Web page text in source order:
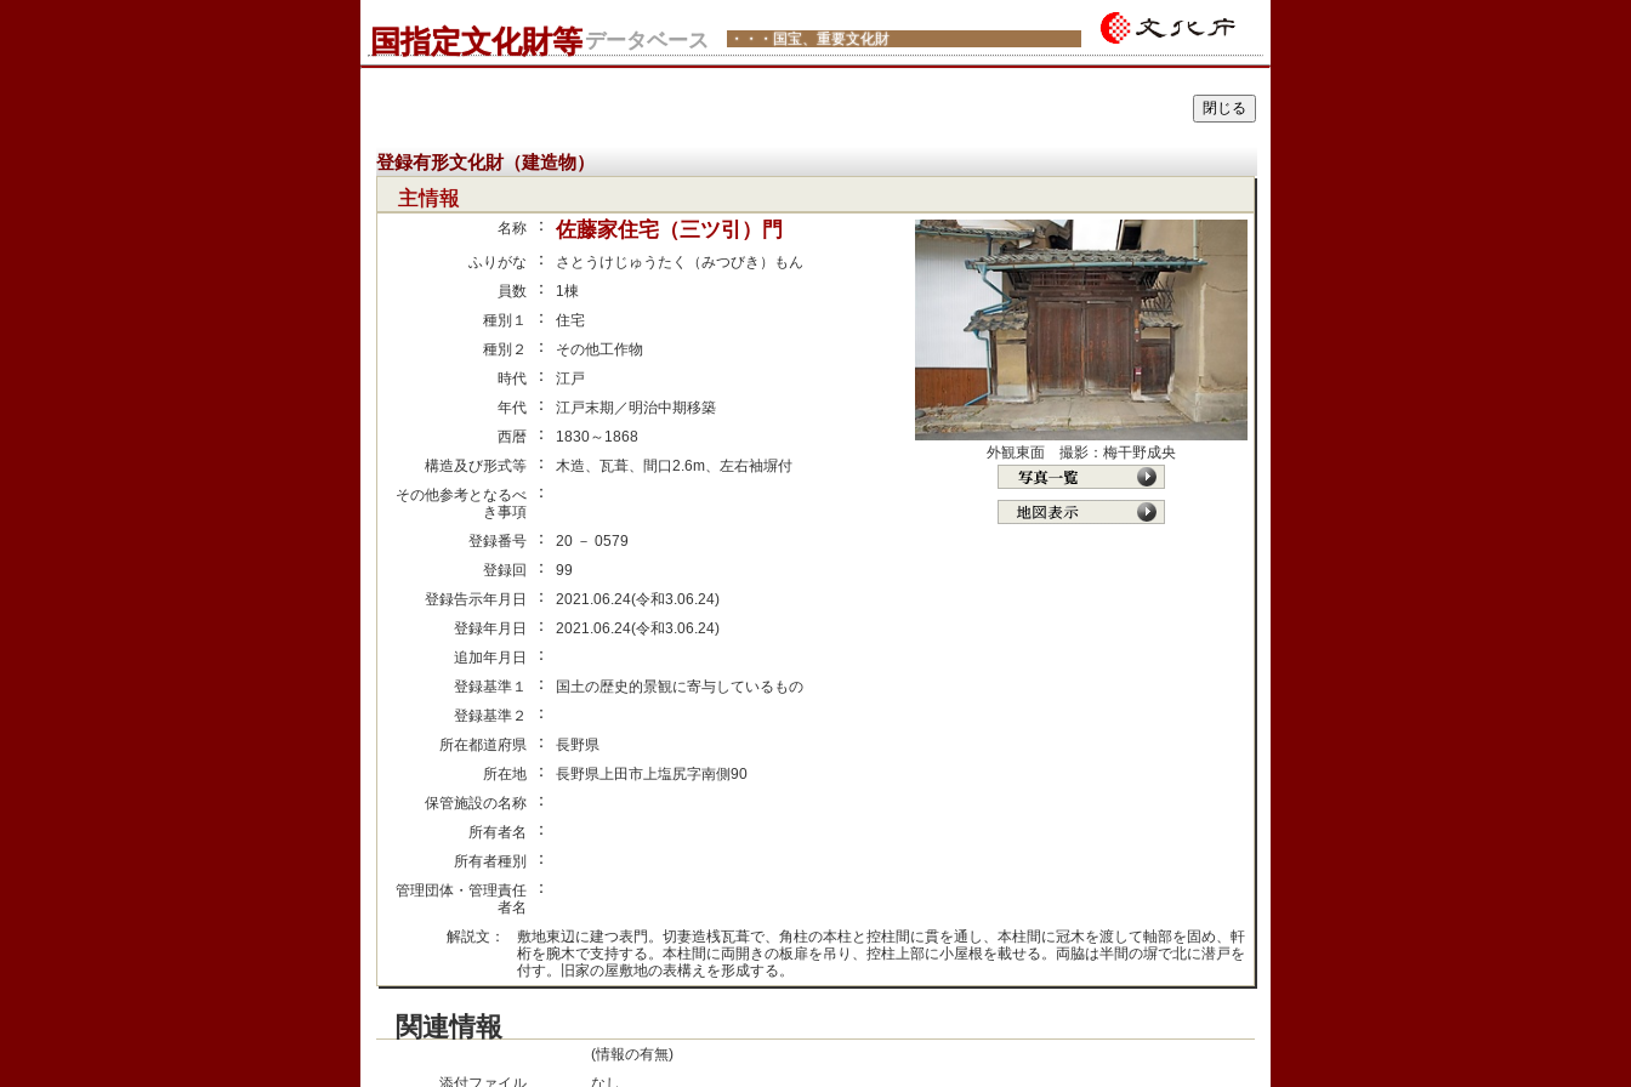
国指定文化財等データベース ・・・国宝、重要文化財
登録有形文化財（建造物）
主情報
名称 ： 佐藤家住宅（三ツ引）門
ふりがな ：
さとうけじゅうたく（みつびき）もん
員数
：
1棟
種別１
：
住宅
種別２
：
その他工作物
時代
：
江戸
年代
：
江戸末期／明治中期移築
西暦
：
1830～1868
構造及び形式等
：
木造、瓦葺、間口2.6m、左右袖塀付
その他参考となるべ
き事項
：
登録番号 ：
20 － 0579
登録回
：
99
登録告示年月日
：
2021.06.24(令和3.06.24)
登録年月日
：
2021.06.24(令和3.06.24)
追加年月日
：
登録基準１ ：
国土の歴史的景観に寄与しているもの
登録基準２
：
所在都道府県 ：
長野県
所在地
：
長野県上田市上塩尻字南側90
保管施設の名称
：
所有者名 ：
所有者種別 ：
管理団体・管理責任
者名
：
外観東面 撮影：梅干野成央
解説文：
敷地東辺に建つ表門。切妻造桟瓦葺で、角柱の本柱と控柱間に貫を通し、本柱間に冠木を渡して軸部を固め、軒
桁を腕木で支持する。本柱間に両開きの板扉を吊り、控柱上部に小屋根を載せる。両脇は半間の塀で北に潜戸を
付す。旧家の屋敷地の表構えを形成する。
関連情報
(情報の有無)
添付ファイル
なし